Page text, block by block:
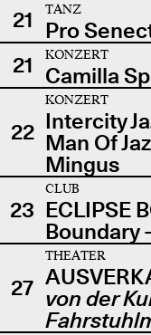
21
TANZ
Pro
21
KONZERT
Camilla
22
KONZERT
Intercity
Man Of
Mingus
23
CLUB
ECLIPSE
Boundary
27
THEATER
von der